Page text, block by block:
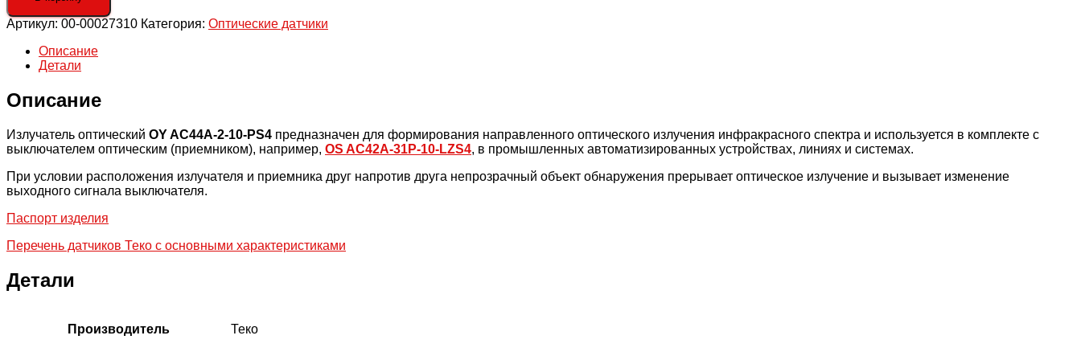
выключатель
OY
Артикул: 00-00027310 Категория: Оптические датчики
Описание
Детали
Описание
Излучатель оптический OY AC44A-2-10-PS4 предназначен для формирования направленного оптического излучения инфракрасного спектра и используется в комплекте с
выключателем оптическим (приемником), например, OS AC42A-31P-10-LZS4, в промышленных автоматизированных устройствах, линиях и системах.
При условии расположения излучателя и приемника друг напротив друга непрозрачный объект обнаружения прерывает оптическое излучение и вызывает изменение
выходного сигнала выключателя.
Паспорт изделия
Перечень датчиков Теко с основными характеристиками
Детали
Производитель Теко